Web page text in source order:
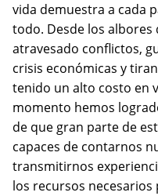
vida demuestra a cada
todo. Desde los
atravesado conflictos,
crisis económicas y
tenido un alto costo en
momento hemos
de que gran parte de
capaces de contarnos
transmitirnos
los recursos